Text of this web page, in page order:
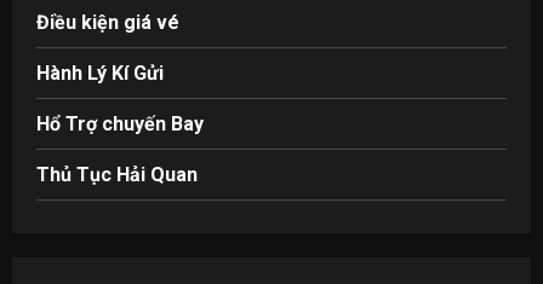
Điều kiện giá vé
Hành Lý Kí Gửi
Hổ Trợ chuyến Bay
Thủ Tục Hải Quan